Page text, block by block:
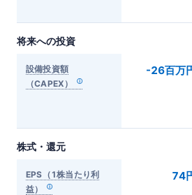
将来への投資
設備投資額
（CAPEX）
-26百万
株式・還元
EPS（1株当たり利
益）
74